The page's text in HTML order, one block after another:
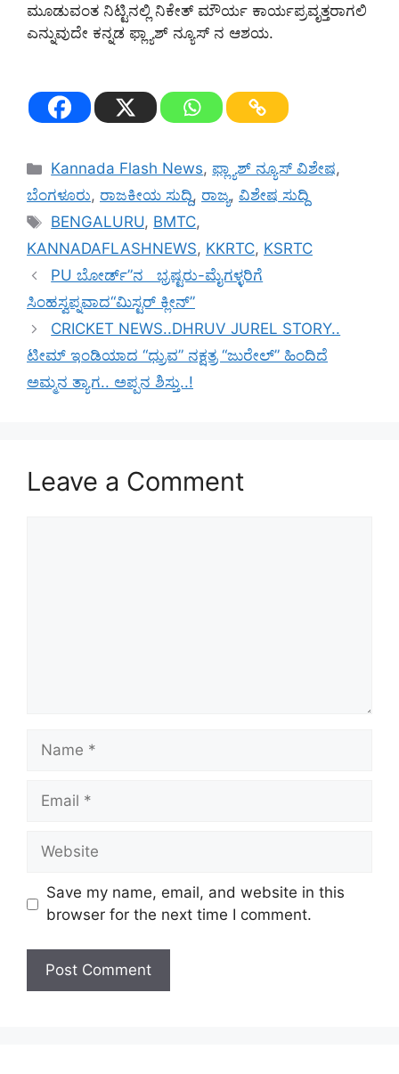
ಮೂಡುವಂತ ನಿಟ್ಟಿನಲ್ಲಿ ನಿಕೇತ್ ಮೌರ್ಯ ಕಾರ್ಯಪ್ರವೃತ್ತರಾಗಲಿ
ಎನ್ನುವುದೇ ಕನ್ನಡ ಫ್ಲ್ಯಾಶ್ ನ್ಯೂಸ್ ನ ಆಶಯ.
Categories
Kannada Flash News, ಫ್ಲ್ಯಾಶ್ ನ್ಯೂಸ್ ವಿಶೇಷ,
ಬೆಂಗಳೂರು, ರಾಜಕೀಯ ಸುದ್ದಿ, ರಾಜ್ಯ, ವಿಶೇಷ ಸುದ್ದಿ
Tags
BENGALURU, BMTC,
KANNADAFLASHNEWS, KKRTC, KSRTC
PU ಬೋರ್ಡ್”ನ ಭ್ರಷ್ಟರು-ಮೈಗಳ್ಳರಿಗೆ
ಸಿಂಹಸ್ವಪ್ನವಾದ“ಮಿಸ್ಟರ್ ಕ್ಲೀನ್”
CRICKET NEWS..DHRUV JUREL STORY..
ಟೀಮ್ ಇಂಡಿಯಾದ “ಧ್ರುವ” ನಕ್ಷತ್ರ “ಜುರೇಲ್” ಹಿಂದಿದೆ
ಅಮ್ಮನ ತ್ಯಾಗ.. ಅಪ್ಪನ ಶಿಸ್ತು..!
Leave a Comment
Name
Email
Website
Save my name, email, and website in this
browser for the next time I comment.